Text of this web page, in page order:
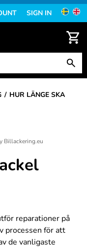
SIGN IN
HUR LÄNGE SKA
Billackering.eu
reparationer på
processen för att
de vanligaste